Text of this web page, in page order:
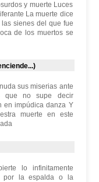
y muerte Luces
La muerte dice
sienes del que fue
de los muertos se
sus miserias ante
que no supe decir
en impúdica danza Y
muerte en este
lo infinitamente
por la espalda o la